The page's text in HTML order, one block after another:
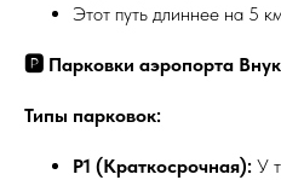
Этот путь длиннее на 5
🅿️ Парковки аэропорта
Типы парковок:
P1 (Краткосрочная): У